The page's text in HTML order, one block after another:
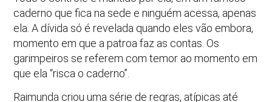
caderno que fica na sede e ninguém acessa, apenas
ela. A dívida só é revelada quando eles vão embora,
momento em que a patroa faz as contas. Os
garimpeiros se referem com temor ao momento em
que ela “risca o caderno”.
Raimunda criou uma série de regras, atípicas até